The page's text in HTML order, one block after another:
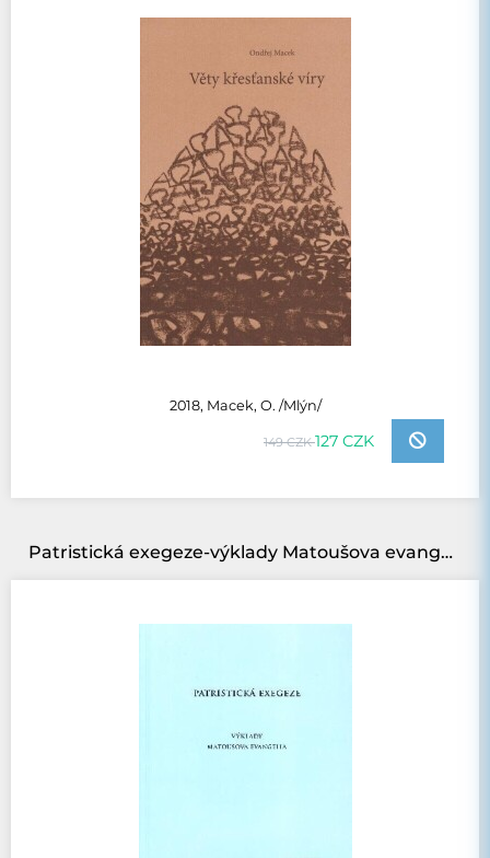
2018, Macek, O. /Mlýn/
149 CZK127 CZK
Patristická exegeze-výklady Matoušova evangelia